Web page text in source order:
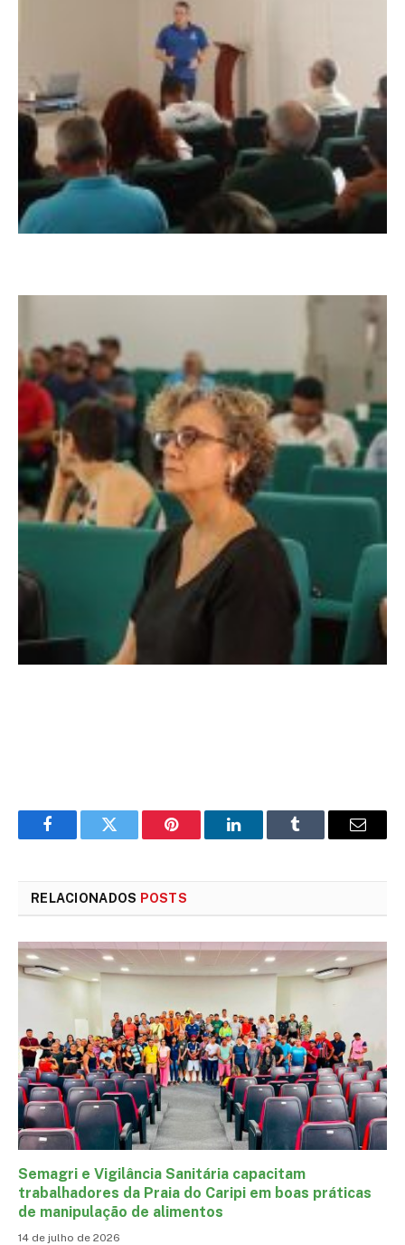
FacebookTwitter Pinterest LinkedInTumblr
E-
RELACIONADOS POSTS
Semagri e Vigilância Sanitária capacitam
trabalhadores da Praia do Caripi em boas práticas
de manipulação de alimentos
14 de julho de 2026